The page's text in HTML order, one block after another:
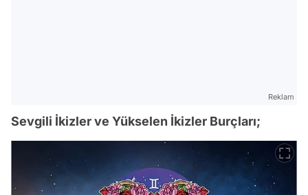
Reklam
Sevgili İkizler ve Yükselen İkizler Burçları;